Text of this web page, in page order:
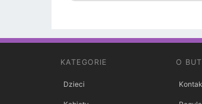
KATEGORIE
Dzieci
O